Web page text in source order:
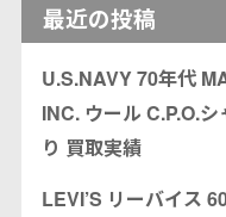
最近の投稿
U.S.NAVY 70年代
INC. ウール C.P.O.
り 買取実績
LEVI’S リーバイス